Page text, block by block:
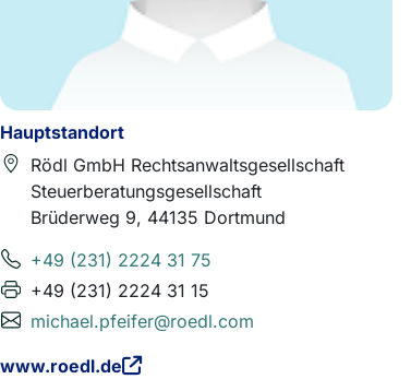
Hauptstandort
Rödl GmbH Rechtsanwaltsgesellschaft
Steuerberatungsgesellschaft
Brüderweg 9, 44135 Dortmund
+49 (231) 2224 31 75
+49 (231) 2224 31 15
michael.pfeifer@roedl.com
www.roedl.de